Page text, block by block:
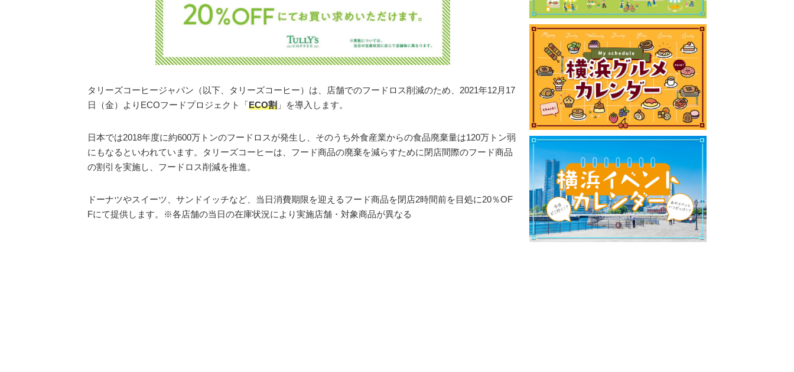
タリーズコーヒージャパン（以下、タリーズコーヒー）は、店舗でのフードロス削減のため、2021年12月17
日（金）よりECOフードプロジェクト「ECO割 」を導入します。
日本では2018年度に約600万トンのフードロスが発生し、そのうち外食産業からの食品廃棄量は120万トン弱
にもなるといわれています。タリーズコーヒーは、フード商品の廃棄を減らすために閉店間際のフード商品
の割引を実施し、フードロス削減を推進。
ドーナツやスイーツ、サンドイッチなど、当日消費期限を迎えるフード商品を閉店2時間前を目処に20％OF
Fにて提供します。※各店舗の当日の在庫状況により実施店舗・対象商品が異なる